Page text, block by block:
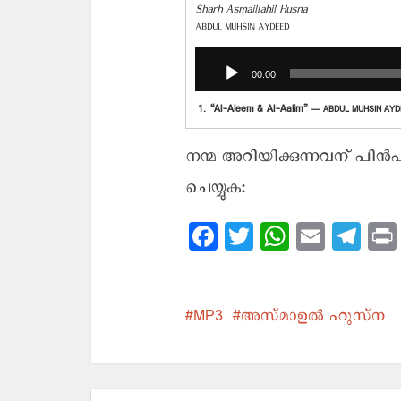
Sharh Asmaillahil Husna
ABDUL MUHSIN AYDEED
00:00
1. “Al-Aleem & Al-Aalim” — ABDUL MUHSIN
നന്മ അറിയിക്കുന്നവന്
ചെയ്യുക:
Facebook
TwitterWhatsApp
Email
MP3 അസ്മാഉല്‍ ഹുസ്ന